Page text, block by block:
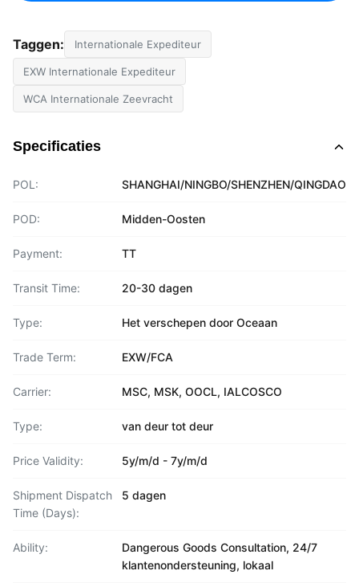
Taggen: Internationale Expediteur
EXW Internationale Expediteur
WCA Internationale Zeevracht
Specificaties
POL: SHANGHAI/NINGBO/SHENZHEN/QINGDAO
POD: Midden-Oosten
Payment: TT
Transit Time: 20-30 dagen
Type: Het verschepen door Oceaan
Trade Term: EXW/FCA
Carrier: MSC, MSK, OOCL, IALCOSCO
Type: van deur tot deur
Price Validity: 5y/m/d - 7y/m/d
Shipment Dispatch
Time (Days):
5 dagen
Ability:
Dangerous Goods Consultation, 24/7
klantenondersteuning, lokaal